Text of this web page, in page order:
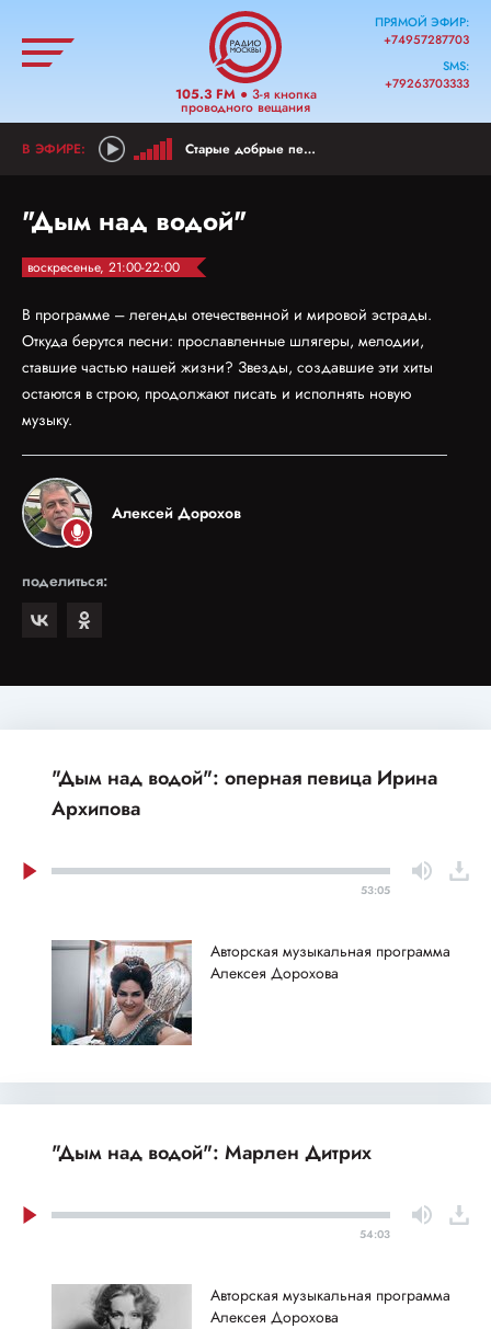
105.3 FM● 3-я кнопка
проводного вещания
ПРЯМОЙ ЭФИР:
+74957287703
SMS:
+79263703333
Старые добрые песни
"Дым над водой"
воскресенье, 21:00-22:00
В программе – легенды отечественной и мировой эстрады.
Откуда берутся песни: прославленные шлягеры, мелодии,
ставшие частью нашей жизни? Звезды, создавшие эти хиты
остаются в строю, продолжают писать и исполнять новую
музыку.
Алексей Дорохов
поделиться:
"Дым над водой": оперная певица Ирина
Архипова
53:05
Авторская музыкальная программа
Алексея Дорохова
"Дым над водой": Марлен Дитрих
54:03
Авторская музыкальная программа
Алексея Дорохова